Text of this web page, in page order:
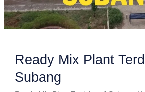
Ready Mix Plant
Subang